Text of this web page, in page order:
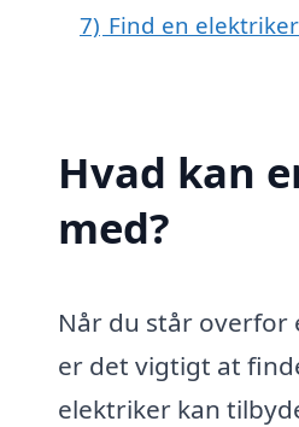
7) Find en
Hvad kan
med?
Når du står overfor
er det vigtigt at
elektriker kan